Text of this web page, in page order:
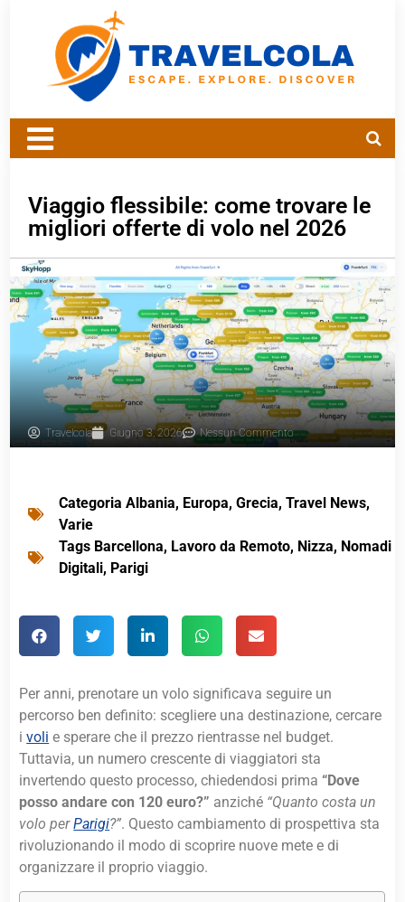
Viaggio flessibile: come trovare le
migliori offerte di volo nel 2026
Travelcola Giugno 3, 2026 Nessun Commento
Categoria Albania, Europa,Grecia,Travel News,
Varie
Tags Barcellona, Lavoro da Remoto, Nizza, Nomadi
Digitali, Parigi
Per anni, prenotare un volo significava seguire un
percorso ben definito: scegliere una destinazione, cercare
ivoli e sperare che il prezzo rientrasse nel budget.
Tuttavia, un numero crescente di viaggiatori sta
invertendo questo processo, chiedendosi prima “Dove
posso andare con 120 euro?” anziché “Quanto costa un
volo perParigi?”. Questo cambiamento di prospettiva sta
rivoluzionando il modo di scoprire nuove mete e di
organizzare il proprio viaggio.